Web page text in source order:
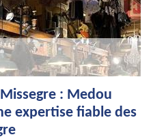
: Medou
expertise fiable des